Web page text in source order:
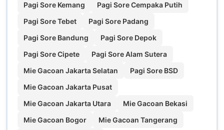
Pagi Sore Kemang
Pagi Sore Cempaka Putih
Pagi Sore Tebet
Pagi Sore Padang
Pagi Sore Bandung
Pagi Sore Depok
Pagi Sore Cipete
Pagi Sore Alam Sutera
Mie Gacoan Jakarta Selatan
Pagi Sore BSD
Mie Gacoan Jakarta Pusat
Mie Gacoan Jakarta Utara
Mie Gacoan Bekasi
Mie Gacoan Bogor
Mie Gacoan Tangerang